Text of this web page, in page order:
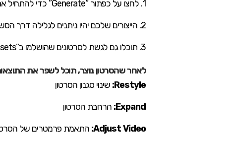
1. לחצו על כפתור “Generate” כדי להתחיל את תהליך הייצור
2. הייצורים שלכם יהיו ניתנים לגלילה דרך הסשן שלכם תוך כדי שאתם ממשיכים לייצר.
3. תוכלו גם לגשת לסרטונים שהושלמו ב”Assets” שלכם, שם הם יישמרו כברירת מחדל בתת-התיקייה המשויכת בתוך תיקיית “Sessions”.
לאחר שהסרטון נוצר, תוכל לשפר את התוצאות
Restyle: שינוי סגנון הסרטון
Expand: הרחבת הסרטון
Adjust Video: התאמת פרמטרים של